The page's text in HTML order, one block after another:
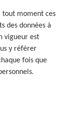
tout moment ces
des données à
vigueur est
y référer
fois que